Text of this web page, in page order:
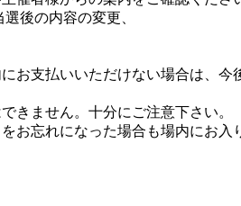
後の内容の変更、
お支払いいただけない場合は、
きません。十分にご注意下さい。
お忘れになった場合も場内にお入